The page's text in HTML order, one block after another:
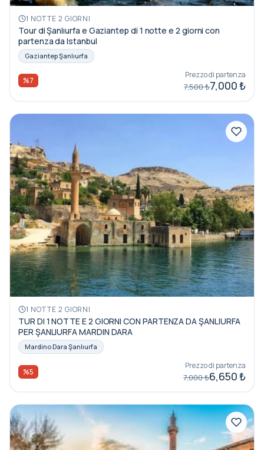
1 NOTTE 2 GIORNI
Tour di Şanlıurfa e Gaziantep di 1 notte e 2 giorni con
partenza da Istanbul
Gaziantep Şanlıurfa
%7
Prezzo di partenza
7,500 ₺7,000 ₺
1 NOTTE 2 GIORNI
TUR DI 1 NOTTE E 2 GIORNI CON PARTENZA DA ŞANLIURFA
PER ŞANLIURFA MARDIN DARA
Mardino Dara Şanlıurfa
%5
Prezzo di partenza
7,000 ₺6,650 ₺